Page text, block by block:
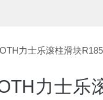
力士乐滚柱滑块
力士乐